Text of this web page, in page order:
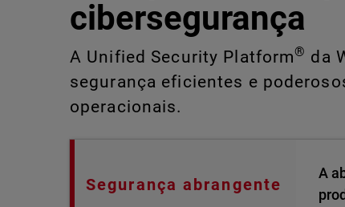
cibersegurança
A Unified Security Platform® da
segurança eficientes e
operacionais.
Segurança abrangente
A